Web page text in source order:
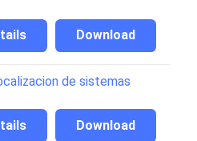
Download
de sistemas
Download